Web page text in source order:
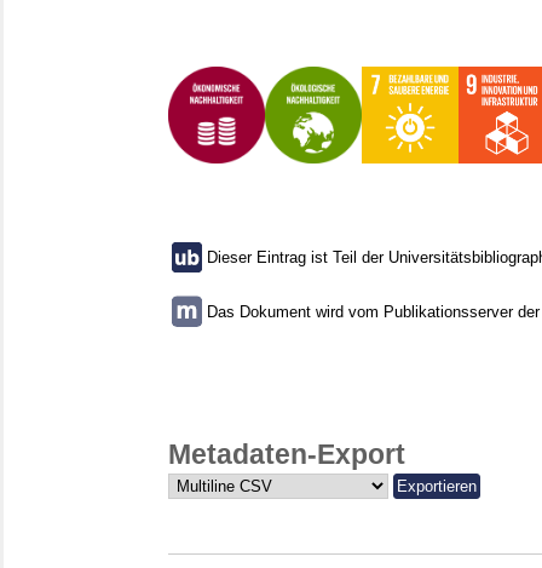
Dieser Eintrag ist Teil der
Das Dokument wird vom Publikationsserver
Metadaten-Export